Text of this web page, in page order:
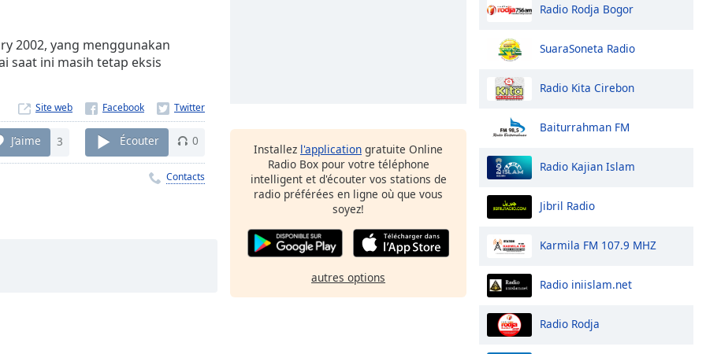
2002, yang menggunakan
saat ini masih tetap eksis
Site web
J’aime 3 Écouter 0
Contacts
Installez l'application gratuite Online
Radio Box pour votre téléphone
intelligent et d'écouter vos stations de
radio préférées en ligne où que vous
soyez!
autres options
Radio Rodja Bogor
SuaraSoneta Radio
Radio Kita Cirebon
Baiturrahman FM
Radio Kajian Islam
Jibril Radio
Karmila FM 107.9 MHZ
Radio iniislam.net
Radio Rodja